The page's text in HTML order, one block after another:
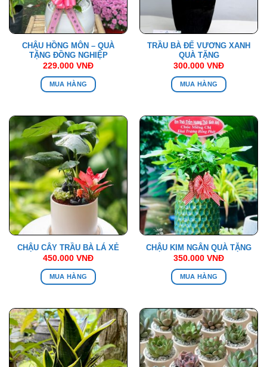
CHẬU HỒNG MÔN – QUÀ
TẶNG ĐỒNG NGHIỆP
229.000 VNĐ
MUA HÀNG
TRẦU BÀ ĐẾ VƯƠNG XANH
QUÀ TẶNG
300.000 VNĐ
MUA HÀNG
CHẬU CÂY TRẦU BÀ LÁ XẺ
450.000 VNĐ
MUA HÀNG
CHẬU KIM NGÂN QUÀ TẶNG
350.000 VNĐ
MUA HÀNG